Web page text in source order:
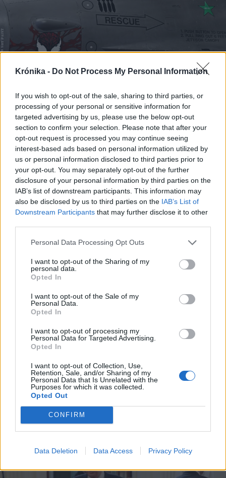
Krónika - Do Not Process My Personal Information
If you wish to opt-out of the sale, sharing to third parties, or
processing of your personal or sensitive information for
targeted advertising by us, please use the below opt-out
section to confirm your selection. Please note that after your
opt-out request is processed you may continue seeing
interest-based ads based on personal information utilized by
us or personal information disclosed to third parties prior to
your opt-out. You may separately opt-out of the further
disclosure of your personal information by third parties on the
IAB’s list of downstream participants. This information may
also be disclosed by us to third parties on the IAB’s List of
Downstream Participants that may further disclose it to other
Personal Data Processing Opt Outs
I want to opt-out of the Sharing of my
personal data.
Opted In
I want to opt-out of the Sale of my
Personal Data.
Opted In
I want to opt-out of processing my
Personal Data for Targeted Advertising.
Opted In
I want to opt-out of Collection, Use,
Retention, Sale, and/or Sharing of my
Personal Data that Is Unrelated with the
Purposes for which it was collected.
Opted Out
CONFIRM
Data Deletion Data Access Privacy Policy
2026. július 29., szerda
Irán váratlanul támadott, az
amerikaiak a szaúdiakkal közösen
vágtak vissza Irakban
2026. július 28., kedd
felháborítja, hogy még az
oroszoknak áll feljebb